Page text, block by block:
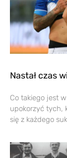
Nastał czas
Co takiego jest
upokorzyć tych,
się z każdego